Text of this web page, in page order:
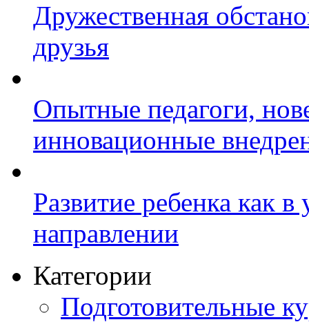
Дружественная
друзья
Опытные педагоги,
инновационные
Развитие ребенка как
направлении
Категории
Подготовительные